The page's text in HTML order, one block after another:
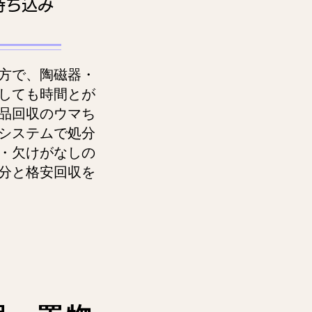
ち込み
で、陶磁器・
ても時間とが
回収のウマち
ステムで処分
欠けがなしの
と格安回収を